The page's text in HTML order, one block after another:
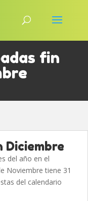
fin
Diciembre
del año en el
Noviembre tiene 31
del calendario